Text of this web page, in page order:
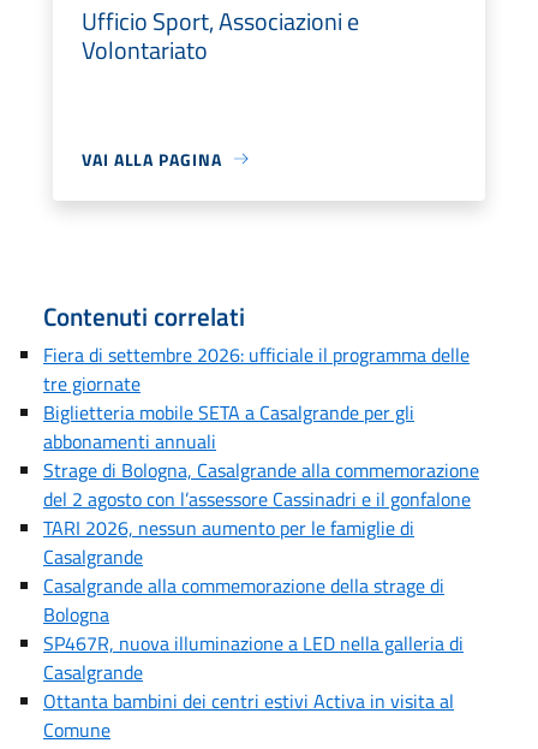
Ufficio Sport, Associazioni e
Volontariato
VAI ALLA PAGINA
Contenuti correlati
Fiera di settembre 2026: ufficiale il programma delle
tre giornate
Biglietteria mobile SETA a Casalgrande per gli
abbonamenti annuali
Strage di Bologna, Casalgrande alla commemorazione
del 2 agosto con l’assessore Cassinadri e il gonfalone
TARI 2026, nessun aumento per le famiglie di
Casalgrande
Casalgrande alla commemorazione della strage di
Bologna
SP467R, nuova illuminazione a LED nella galleria di
Casalgrande
Ottanta bambini dei centri estivi Activa in visita al
Comune